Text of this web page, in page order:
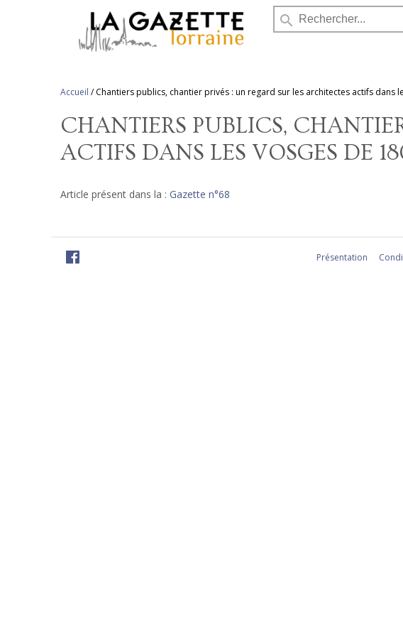
search
Accueil /Chantiers publics, chantier privés : un regard sur les architectes actifs dans
CHANTIERS PUBLICS,
ACTIFS DANS LES VOSGES DE
Article présent dans la : Gazette n°68
Présentation